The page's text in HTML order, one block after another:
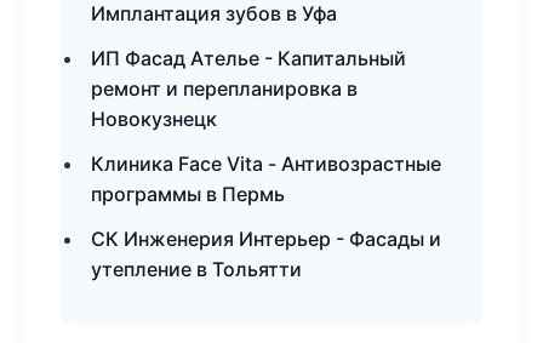
Имплантация зубов в Уфа
ИП Фасад Ателье - Капитальный
ремонт и перепланировка в
Новокузнецк
Клиника Face Vita - Антивозрастные
программы в Пермь
СК Инженерия Интерьер - Фасады и
утепление в Тольятти